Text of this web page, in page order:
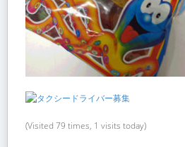
(Visited 79 times, 1 visits today)